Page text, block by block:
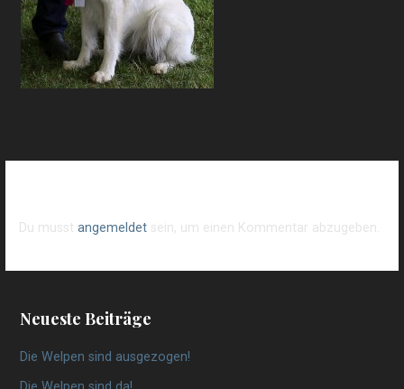
Du musst angemeldetsein, um einen Kommentar abzugeben.
Neueste Beiträge
Die Welpen sind ausgezogen!